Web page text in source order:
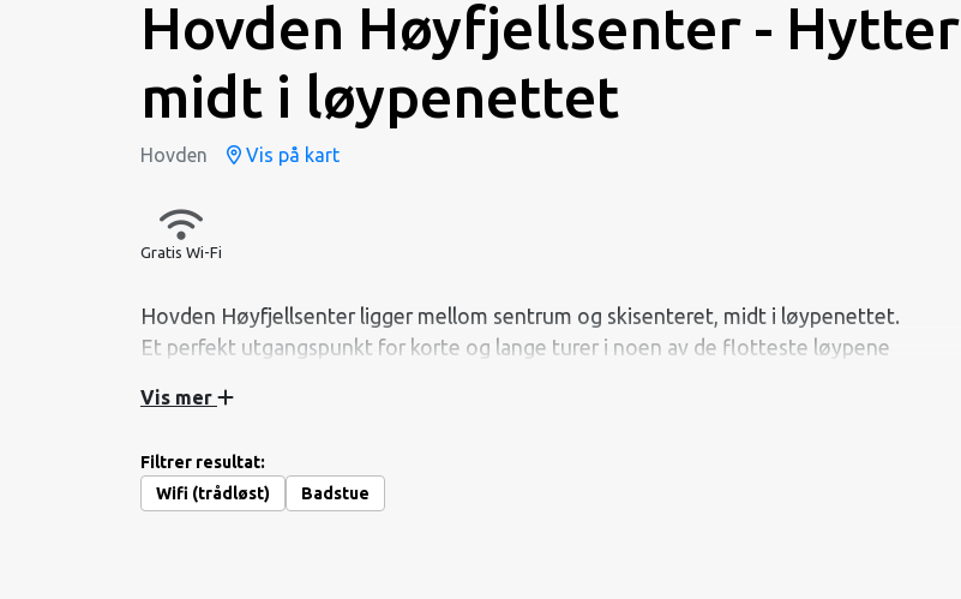
Hovden Høyfjellsenter - Hytter
midt i løypenettet
Hovden Vis på kart
Gratis Wi-Fi
Hovden Høyfjellsenter ligger mellom sentrum og skisenteret, midt i løypenettet.
Et perfekt utgangspunkt for korte og lange turer i noen av de flotteste løypene
Tlf: + 47 48 19 97 97
E-post: post@hovdenhoyfjellsenter.no
Vis mer
Filtrer resultat:
Wifi (trådløst)
Badstue